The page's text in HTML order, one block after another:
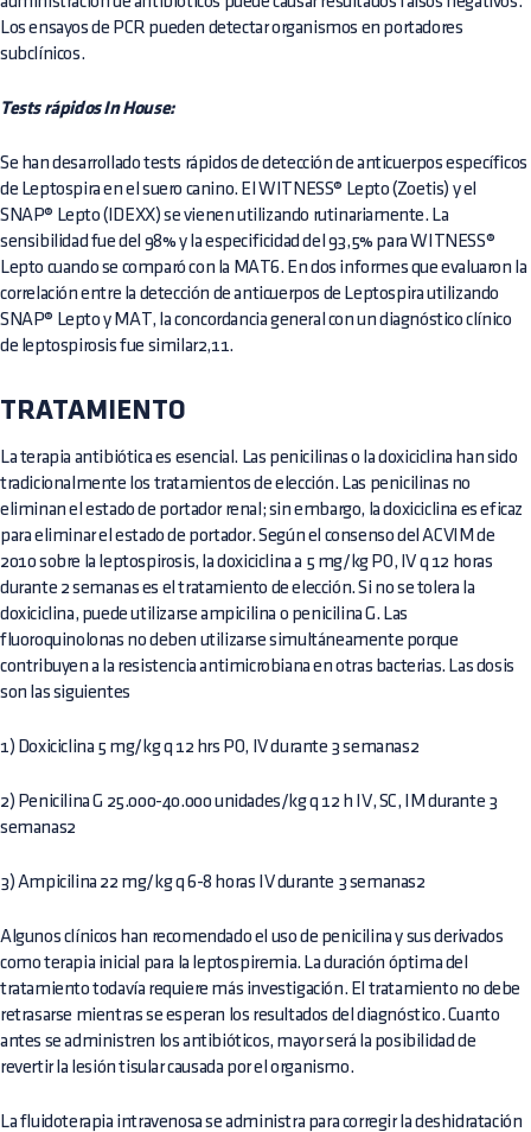
Los ensayos de PCR pueden detectar organismos en portadores
subclínicos.
Tests rápidos In House:
Se han desarrollado tests rápidos de detección de anticuerpos específicos
de Leptospira en el suero canino. El WITNESS® Lepto (Zoetis) y el
SNAP® Lepto (IDEXX) se vienen utilizando rutinariamente. La
sensibilidad fue del 98% y la especificidad del 93,5% para WITNESS®
Lepto cuando se comparó con la MAT6. En dos informes que evaluaron la
correlación entre la detección de anticuerpos de Leptospira utilizando
SNAP® Lepto y MAT, la concordancia general con un diagnóstico clínico
de leptospirosis fue similar2,11.
TRATAMIENTO
La terapia antibiótica es esencial. Las penicilinas o la doxiciclina han sido
tradicionalmente los tratamientos de elección. Las penicilinas no
eliminan el estado de portador renal; sin embargo, la doxiciclina es eficaz
para eliminar el estado de portador. Según el consenso del ACVIM de
2010 sobre la leptospirosis, la doxiciclina a 5 mg/kg PO, IV q 12 horas
durante 2 semanas es el tratamiento de elección. Si no se tolera la
doxiciclina, puede utilizarse ampicilina o penicilina G. Las
fluoroquinolonas no deben utilizarse simultáneamente porque
contribuyen a la resistencia antimicrobiana en otras bacterias. Las dosis
son las siguientes
1) Doxiciclina 5 mg/kg q 12 hrs PO, IV durante 3 semanas2
2) Penicilina G 25.000-40.000 unidades/kg q 12 h IV, SC, IM durante 3
semanas2
3) Ampicilina 22 mg/kg q 6-8 horas IV durante 3 semanas2
Algunos clínicos han recomendado el uso de penicilina y sus derivados
como terapia inicial para la leptospiremia. La duración óptima del
tratamiento todavía requiere más investigación. El tratamiento no debe
retrasarse mientras se esperan los resultados del diagnóstico. Cuanto
antes se administren los antibióticos, mayor será la posibilidad de
revertir la lesión tisular causada por el organismo.
La fluidoterapia intravenosa se administra para corregir la deshidratación